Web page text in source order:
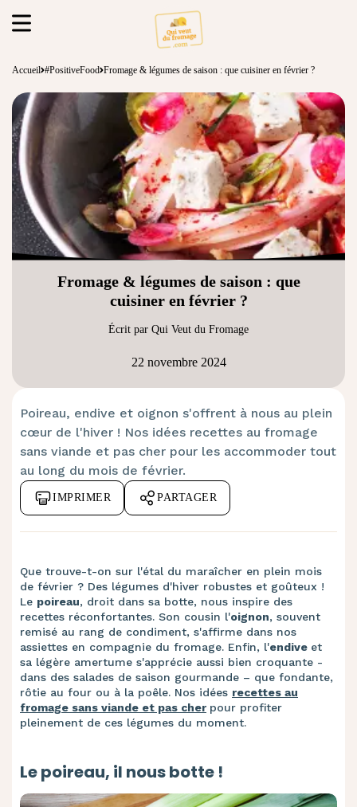
Accueil #PositiveFood Fromage & légumes de saison : que cuisiner en février ?
Fromage & légumes de saison : que
cuisiner en février ?
Écrit par Qui Veut du Fromage
22 novembre 2024
Poireau, endive et oignon s'offrent à nous au plein
cœur de l'hiver ! Nos idées recettes au fromage
sans viande et pas cher pour les accommoder tout
au long du mois de février.
IMPRIMER PARTAGER
Que trouve-t-on sur l'étal du maraîcher en plein mois
de février ? Des légumes d'hiver robustes et goûteux !
Le poireau, droit dans sa botte, nous inspire des
recettes réconfortantes. Son cousin l'oignon, souvent
remisé au rang de condiment, s'affirme dans nos
assiettes en compagnie du fromage. Enfin, l'endive et
sa légère amertume s'apprécie aussi bien croquante -
dans des salades de saison gourmande – que fondante,
rôtie au four ou à la poêle. Nos idées recettes au
fromage sans viande et pas cher pour profiter
pleinement de ces légumes du moment.
Le poireau, il nous botte !